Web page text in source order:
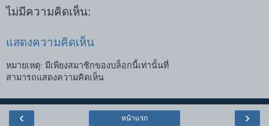
ไม่มีความคิดเห็น:
แสดงความคิดเห็น
หมายเหตุ: มีเพียงสมาชิกของบล็อกนี้เท่านั้นที่
สามารถแสดงความคิดเห็น
‹ ›
หน้าแรก